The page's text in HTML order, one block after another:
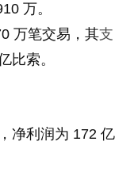
万。
万笔交易，其支
比索。
净利润为 172 亿